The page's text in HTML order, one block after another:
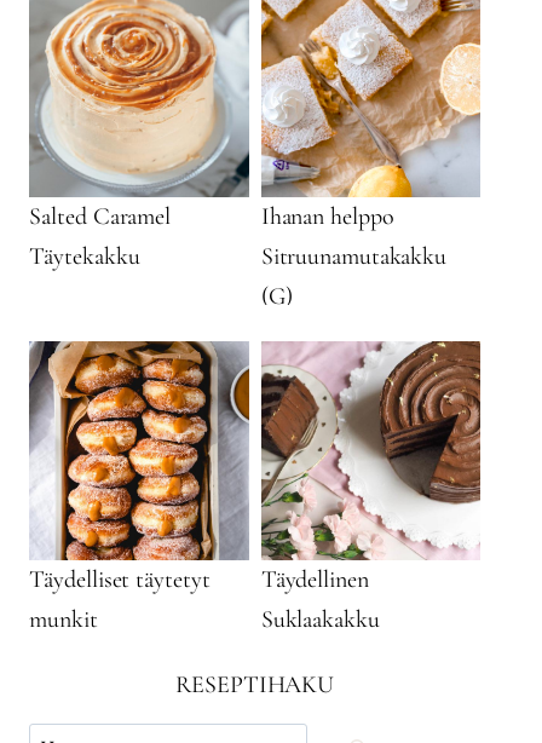
Salted Caramel
Täytekakku
Ihanan helppo
Sitruunamutakakku
(G)
Täydelliset täytetyt
munkit
Täydellinen
Suklaakakku
RESEPTIHAKU
Käytä